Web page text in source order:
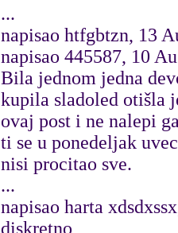
...
napisao htfgbtzn, 13
napisao 445587, 10
Bila jednom jedna
kupila sladoled otišla
ovaj post i ne nalepi
ti se u ponedeljak
nisi procitao sve.
...
napisao harta
diskretno